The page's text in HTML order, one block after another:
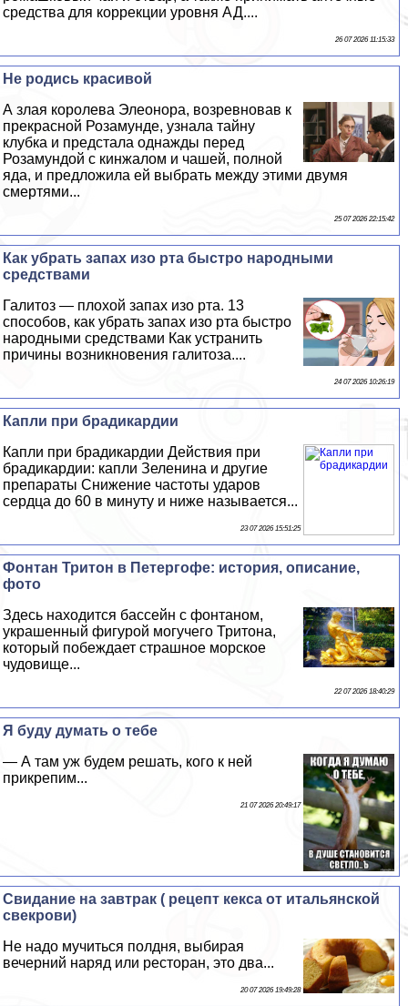
средства для коррекции уровня АД....
26 07 2026 11:15:33
Не родись красивой
А злая королева Элеонора, возревновав к
прекрасной Розамунде, узнала тайну
клубка и предстала однажды перед
Розамундой с кинжалом и чашей, полной
яда, и предложила ей выбрать между этими двумя
cмepтями...
25 07 2026 22:15:42
Как убрать запах изо рта быстро народными
средствами
Галитоз — плохой запах изо рта. 13
способов, как убрать запах изо рта быстро
народными средствами Как устранить
причины возникновения галитоза....
24 07 2026 10:26:19
Капли при брадикардии
Капли при брадикардии Действия при
брадикардии: капли Зеленина и другие
препараты Снижение частоты ударов
сердца до 60 в минуту и ниже называется...
23 07 2026 15:51:25
Фонтан Тритон в Петергофе: история, описание,
фото
Здесь находится бассейн с фонтаном,
украшенный фигурой могучего Тритона,
который побеждает страшное морское
чудовище...
22 07 2026 18:40:29
Я буду думать о тебе
— А там уж будем решать, кого к ней
прикрепим...
21 07 2026 20:49:17
Свидание на завтpaк ( рецепт кекса от итальянской
свекрови)
Не надо мучиться полдня, выбирая
вечерний наряд или ресторан, это два...
20 07 2026 19:49:28